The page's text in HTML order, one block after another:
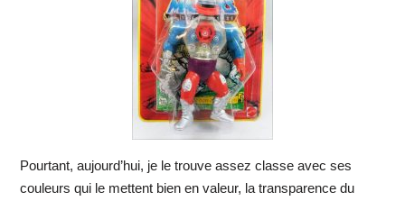
Pourtant, aujourd’hui, je le trouve assez classe avec ses
couleurs qui le mettent bien en valeur, la transparence du